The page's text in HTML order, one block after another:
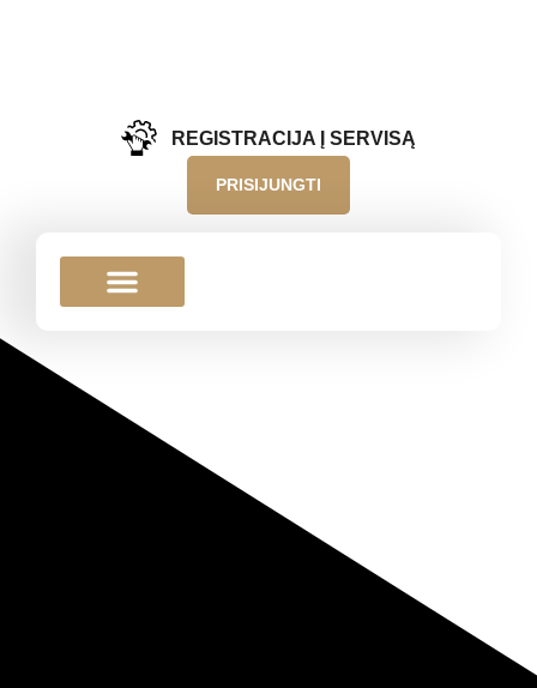
REGISTRACIJA Į SERVISĄ
PRISIJUNGTI